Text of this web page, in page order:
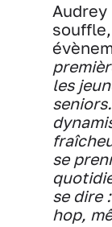
Audrey
les
se
se dire
hop,